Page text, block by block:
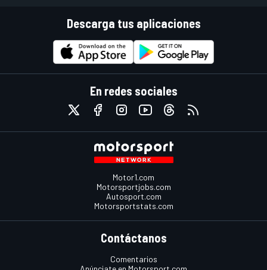
Descarga tus aplicaciones
En redes sociales
Motor1.com
Motorsportjobs.com
Autosport.com
Motorsportstats.com
Contáctanos
Comentarios